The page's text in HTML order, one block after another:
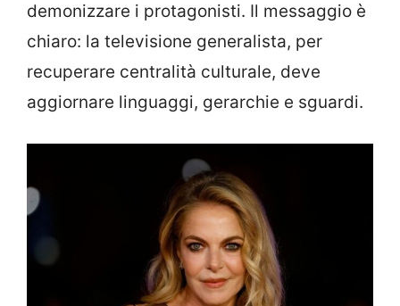
demonizzare i protagonisti. Il messaggio è
chiaro: la televisione generalista, per
recuperare centralità culturale, deve
aggiornare linguaggi, gerarchie e sguardi.